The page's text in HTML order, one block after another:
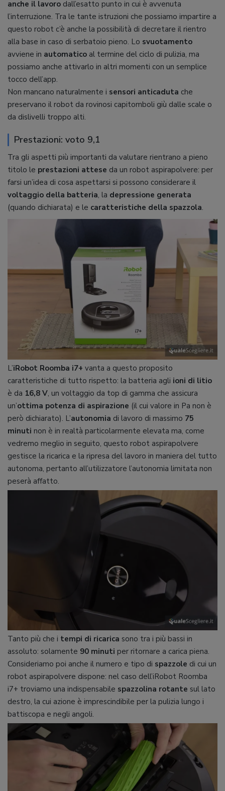
anche il lavoro dall’esatto punto in cui è avvenuta
l’interruzione. Tra le tante istruzioni che possiamo impartire a
questo robot c’è anche la possibilità di decretare il rientro
alla base in caso di serbatoio pieno. Lo svuotamento
avviene in automatico al termine del ciclo di pulizia, ma
possiamo anche attivarlo in altri momenti con un semplice
tocco dell’app.
Non mancano naturalmente i sensori anticaduta che
preservano il robot da rovinosi capitomboli giù dalle scale o
da dislivelli troppo alti.
Prestazioni: voto 9,1
Tra gli aspetti più importanti da valutare rientrano a pieno
titolo le prestazioni attese da un robot aspirapolvere: per
farsi un’idea di cosa aspettarsi si possono considerare il
voltaggio della batteria, la depressione generata
(quando dichiarata) e le caratteristiche della spazzola.
L’iRobot Roomba i7+ vanta a questo proposito
caratteristiche di tutto rispetto: la batteria agli ioni di litio
è da 16,8 V, un voltaggio da top di gamma che assicura
un’ottima potenza di aspirazione (il cui valore in Pa non è
però dichiarato). L’autonomia di lavoro di massimo 75
minuti non è in realtà particolarmente elevata ma, come
vedremo meglio in seguito, questo robot aspirapolvere
gestisce la ricarica e la ripresa del lavoro in maniera del tutto
autonoma, pertanto all’utilizzatore l’autonomia limitata non
peserà affatto.
Tanto più che i tempi di ricarica sono tra i più bassi in
assoluto: solamente 90 minuti per ritornare a carica piena.
Consideriamo poi anche il numero e tipo di spazzole di cui un
robot aspirapolvere dispone: nel caso dell’iRobot Roomba
i7+ troviamo una indispensabile spazzolina rotante sul lato
destro, la cui azione è imprescindibile per la pulizia lungo i
battiscopa e negli angoli.